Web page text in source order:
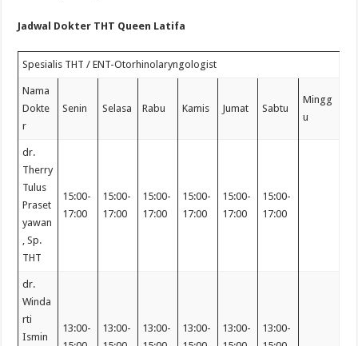
Jadwal Dokter THT Queen Latifa
Spesialis THT / ENT-Otorhinolaryngologist
Nama
Dokte
r
Senin Selasa Rabu Kamis Jumat Sabtu
Mingg
u
dr.
Therry
Tulus
Praset
yawan
, Sp.
THT
15:00-
17:00
15:00-
17:00
15:00-
17:00
15:00-
17:00
15:00-
17:00
15:00-
17:00
dr.
Winda
rti
Ismin
13:00-
13:00-
13:00-
13:00-
13:00-
13:00-